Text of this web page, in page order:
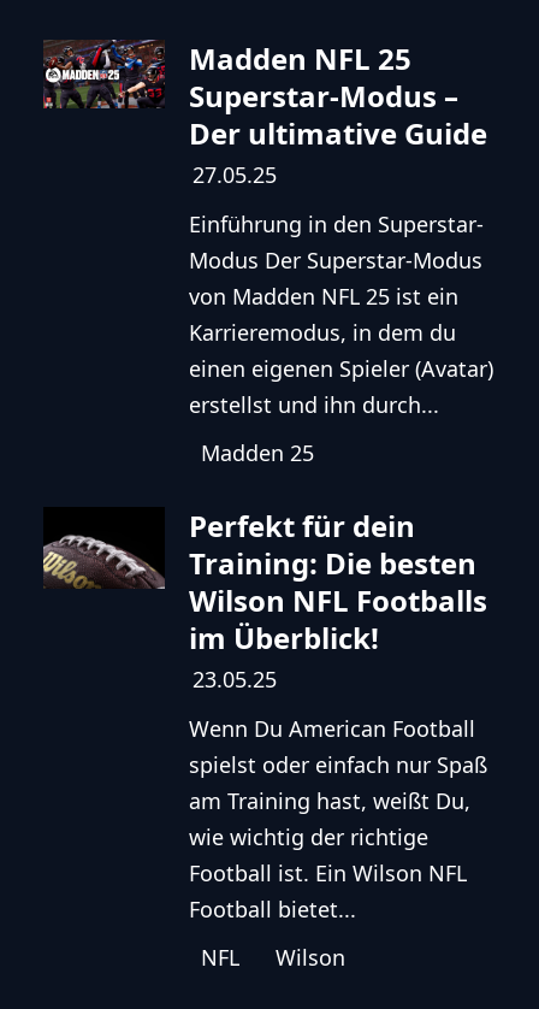
Madden NFL 25
Superstar-Modus –
Der ultimative Guide
27.05.25
Einführung in den Superstar-
Modus Der Superstar-Modus
von Madden NFL 25 ist ein
Karrieremodus, in dem du
einen eigenen Spieler (Avatar)
erstellst und ihn durch...
Madden 25
Perfekt für dein
Training: Die besten
Wilson NFL Footballs
im Überblick!
23.05.25
Wenn Du American Football
spielst oder einfach nur Spaß
am Training hast, weißt Du,
wie wichtig der richtige
Football ist. Ein Wilson NFL
Football bietet...
NFL
Wilson